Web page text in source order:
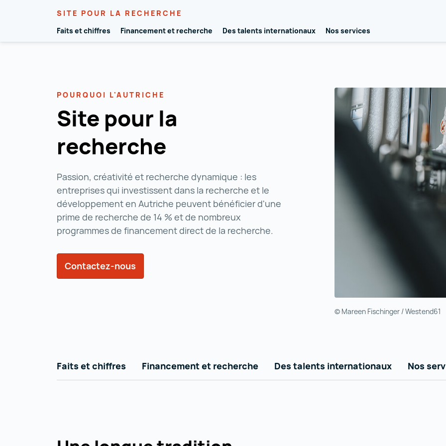
SITE POUR LA RECHERCHE
Faits et chiffres
Financement et recherche Des talents internationaux Nos services
© Mareen Fischinger / Westend61
POURQUOI L'AUTRICHE
Site pour la
recherche
Passion, créativité et recherche dynamique : les
entreprises qui investissent dans la recherche et le
développement en Autriche peuvent bénéficier d'une
prime de recherche de 14 % et de nombreux
programmes de financement direct de la recherche.
Contactez-nous
Faits et chiffres Financement et recherche Des talents internationaux Nos